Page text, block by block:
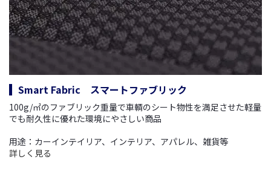
Smart Fabric スマートファブリック
100g/㎡のファブリック重量で車輌のシート物性を満足させた軽量
でも耐久性に優れた環境にやさしい商品
用途：カーインテイリア、インテリア、アパレル、雑貨等
詳しく見る